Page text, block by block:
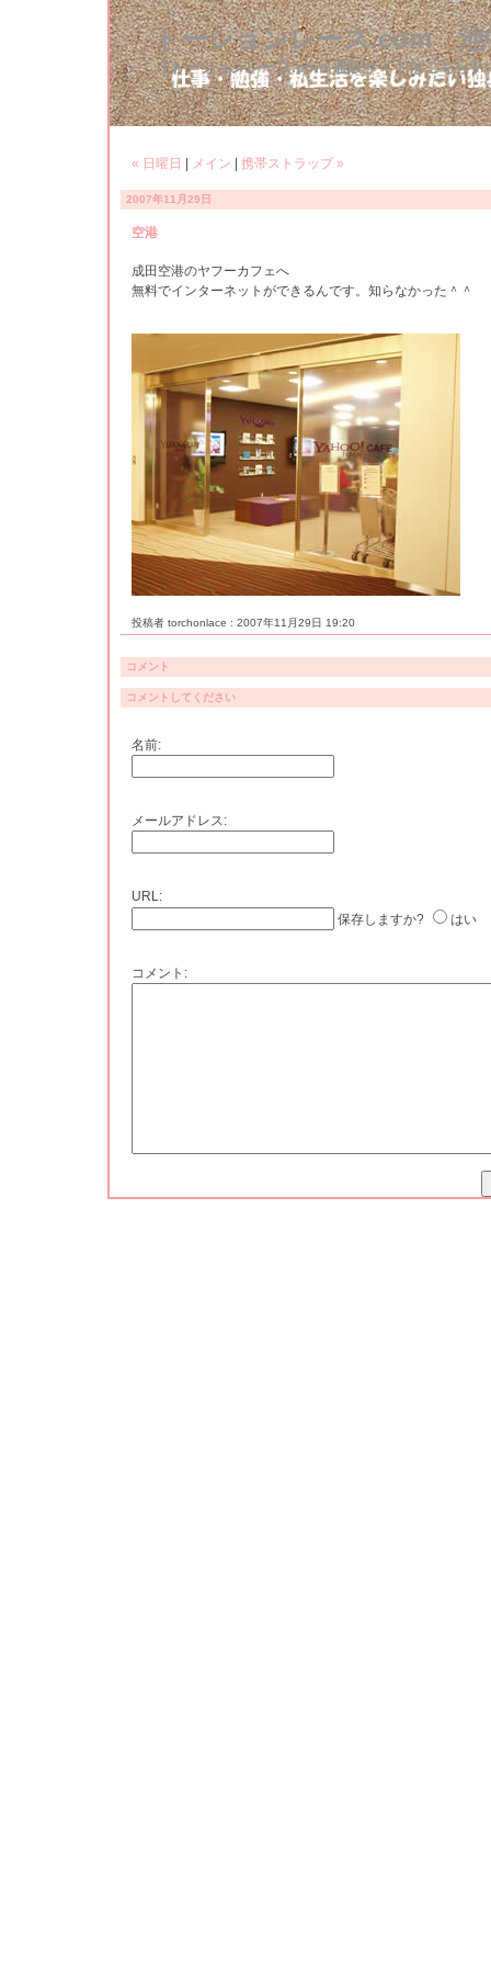
トーションレース.com 池
【トーションレース.com 通販サイトはこちら】
« 日曜日 メイン 携帯ストラップ »
2007年11月29日
空港
成田空港のヤフーカフェへ
無料でインターネットができるんです。知らなかった＾＾
投稿者 torchonlace : 2007年11月29日 19:20
コメント
コメントしてください
名前:
メールアドレス:
URL:
保存しますか?
はい
コメント: